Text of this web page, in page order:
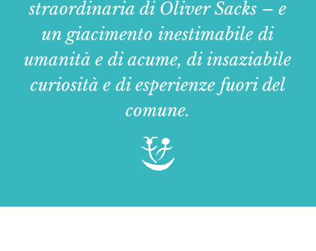
straordinaria di Oliver Sacks – e
un giacimento inestimabile di
umanità e di acume, di insaziabile
curiosità e di esperienze fuori del
comune.